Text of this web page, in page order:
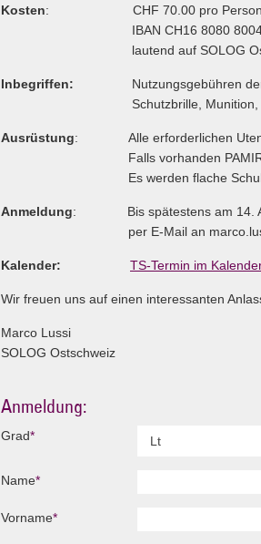
Kosten: CHF 70.00 pro Person, bis
IBAN CH16 8080 8004
lautend auf SOLOG
Inbegriffen: Nutzungsgebühren der
Schutzbrille, Munition,
Ausrüstung: Alle erforderlichen
Falls vorhanden PAMIR und
Es werden flache Schuhe und
Anmeldung: Bis spätestens am 14.
per E-Mail an
Kalender: TS-Termin im
Wir freuen uns auf einen interessanten
Marco Lussi
SOLOG Ostschweiz
Anmeldung:
Grad*Pflichtfeld Lt
Name*Pflichtfeld
Vorname*Pflichtfeld